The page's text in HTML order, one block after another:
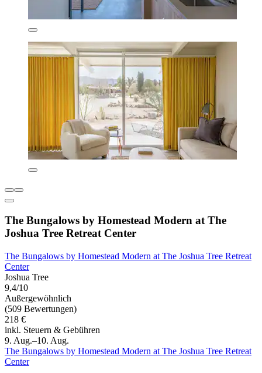
The Bungalows by Homestead Modern at The
Joshua Tree Retreat Center
The Bungalows by Homestead Modern at The Joshua Tree Retreat
Center
Joshua Tree
9,4/10
Außergewöhnlich
(509 Bewertungen)
218 €
inkl. Steuern & Gebühren
9. Aug.–10. Aug.
The Bungalows by Homestead Modern at The Joshua Tree Retreat
Center